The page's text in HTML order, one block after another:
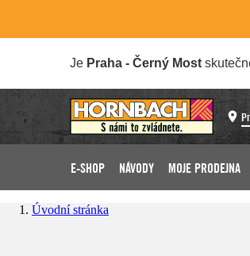
Je Praha - Černý Most
E-SHOP NÁVODY MOJE PRODEJNA
Úvodní stránka